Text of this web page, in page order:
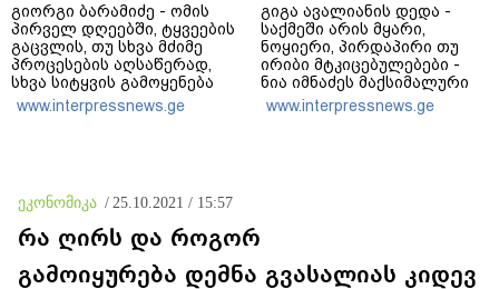
გიორგი ბარამიძე - ომის
პირველ დღეებში, ტყვეების
გაცვლის, თუ სხვა მძიმე
პროცესების აღსაწერად,
სხვა სიტყვის გამოყენება
აჯობებდა - არასდროს
მითქვამს, რომ ჩვენები
ფაქტი ვიცი
www.interpressnews.ge
გიგა ავალიანის დედა -
საქმეში არის მყარი,
ნოყიერი, პირდაპირი თუ
ირიბი მტკიცებულებები -
ნია იმნაძეს მაქსიმალური
სასჯელი მიესჯება - ჩვენ
ნია იმნაძეს არ ვედავებით
www.interpressnews.ge
ეკონომიკა / 25.10.2021 / 15:57
რა ღირს და როგორ
გამოიყურება დემნა გვასალიას კიდევ